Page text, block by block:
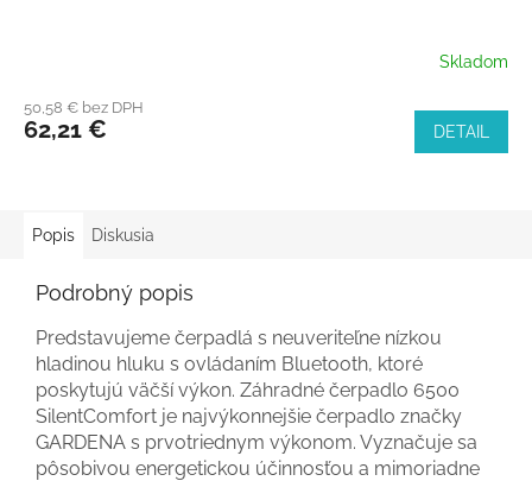
Skladom
50,58 € bez DPH
62,21 € DETAIL
Popis Diskusia
Podrobný popis
Predstavujeme čerpadlá s neuveriteľne nízkou
hladinou hluku s ovládaním Bluetooth, ktoré
poskytujú väčší výkon. Záhradné čerpadlo 6500
SilentComfort je najvýkonnejšie čerpadlo značky
GARDENA s prvotriednym výkonom. Vyznačuje sa
pôsobivou energetickou účinnosťou a mimoriadne